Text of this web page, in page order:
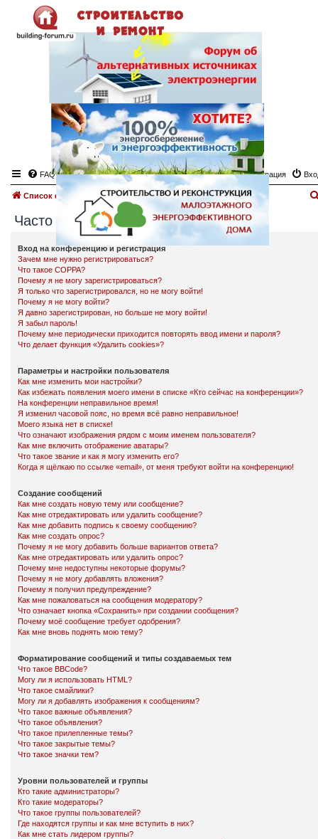
FAQ Регистрация
Список форумов Часто задаваемые вопросы
Часто задаваемые вопросы
Вход на конференцию и регистрация
Зачем мне нужно регистрироваться?
Что такое COPPA?
Почему я не могу зарегистрироваться?
Я только что зарегистрировался, но не могу войти!
Почему я не могу войти?
Я давно зарегистрирован, но больше не могу войти!
Я забыл пароль!
Почему мне периодически приходится повторять ввод имени и пароля?
Что делает функция «Удалить cookies»?
Параметры и настройки пользователя
Как мне изменить мои настройки?
Как избежать появления моего имени в списке «Кто сейчас на конференции»?
На конференции неправильное время!
Я изменил часовой пояс, но время всё равно неправильное!
Моего языка нет в списке!
Что означают изображения рядом с моим именем пользователя?
Как мне включить отображение аватары?
Что такое звание и как я могу изменить его?
Когда я щёлкаю по ссылке «email», от меня требуют войти на конференцию!
Создание сообщений
Как мне создать новую тему или сообщение?
Как мне отредактировать или удалить сообщение?
Как мне добавить подпись к своему сообщению?
Как мне создать опрос?
Почему я не могу добавить больше вариантов ответа?
Как мне отредактировать или удалить опрос?
Почему мне недоступны некоторые форумы?
Почему я не могу добавлять вложения?
Почему я получил предупреждение?
Как мне пожаловаться на сообщения модератору?
Что означает кнопка «Сохранить» при создании сообщения?
Почему моё сообщение требует одобрения?
Как мне вновь поднять мою тему?
Форматирование сообщений и типы создаваемых тем
Что такое BBCode?
Могу ли я использовать HTML?
Что такое смайлики?
Могу ли я добавлять изображения к сообщениям?
Что такое важные объявления?
Что такое объявления?
Что такое прилепленные темы?
Что такое закрытые темы?
Что такое значки тем?
Уровни пользователей и группы
Кто такие администраторы?
Кто такие модераторы?
Что такое группы пользователей?
Где находятся группы и как мне вступить в них?
Как мне стать лидером группы?